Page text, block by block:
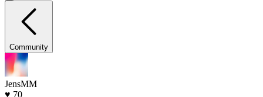
Community
JensMM
♥ 70